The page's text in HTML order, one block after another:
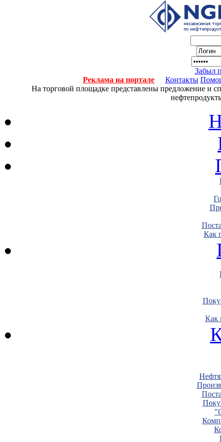
Забыл
Реклама на портале
Контакты
На торговой площадке представлены предложение и
Как
Как